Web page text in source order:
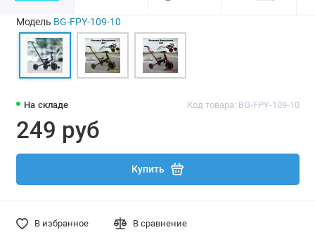
На складе Код товара: BG-FPY-109-10
249 руб
Купить
В избранное В сравнение
Модель BG-FPY-109-10